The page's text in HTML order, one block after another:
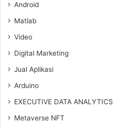
Android
Matlab
Video
Digital Marketing
Jual Aplikasi
Arduino
EXECUTIVE DATA ANALYTICS
Metaverse NFT